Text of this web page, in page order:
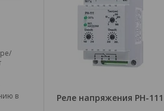
Реле напряжения РН-111
в